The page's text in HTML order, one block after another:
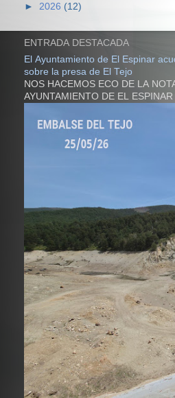
► 2026 (12)
ENTRADA DESTACADA
El Ayuntamiento de El Espinar
sobre la presa de El Tejo
NOS HACEMOS ECO DE LA
AYUNTAMIENTO DE EL